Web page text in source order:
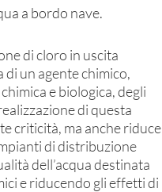
a bordo nave.
di cloro in uscita
di un agente chimico,
e biologica, degli
di questa
criticità, ma anche riduce
di distribuzione
dell’acqua destinata
e riducendo gli effetti di